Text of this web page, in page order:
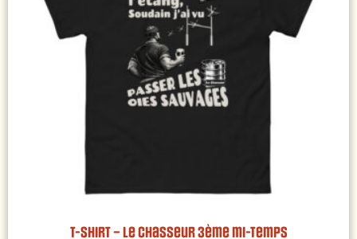
T-shirt – Le Chasseur 3ème mi-temps